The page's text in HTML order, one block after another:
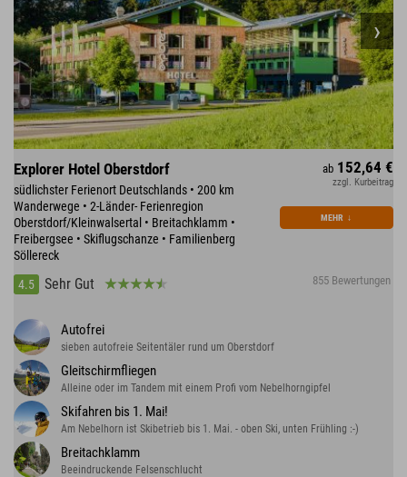
Explorer Hotel Oberstdorf
südlichster Ferienort Deutschlands • 200 km
Wanderwege • 2-Länder- Ferienregion
Oberstdorf/Kleinwalsertal • Breitachklamm •
Freibergsee • Skiflugschanze • Familienberg
Söllereck
4.5
Sehr Gut 855 Bewertungen
ab 152,64 €
zzgl. Kurbeitrag
MEHR ↓
Autofrei
sieben autofreie Seitentäler rund um Oberstdorf
Gleitschirmfliegen
Alleine oder im Tandem mit einem Profi vom Nebelhorngipfel
Skifahren bis 1. Mai!
Am Nebelhorn ist Skibetrieb bis 1. Mai. - oben Ski, unten Frühling :-)
Breitachklamm
Beeindruckende Felsenschlucht